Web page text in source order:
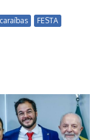
caraíbas
FESTA